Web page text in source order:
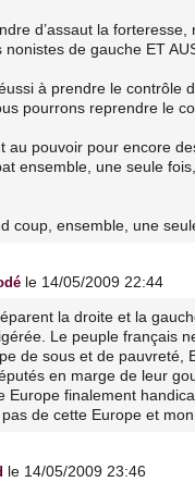
d’assaut la
de gauche ET
à prendre le contrôle
pourrons reprendre le
au pouvoir pour encore
ensemble, une seule
coup, ensemble, une
le 14/05/2009 22:44
la droite et la
Le peuple français
de sous et de
en marge de leur
Europe finalement
de cette Europe et
le 14/05/2009 23:46